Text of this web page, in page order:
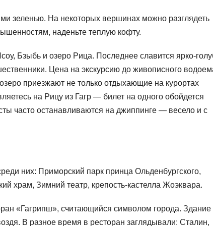
зеленью. На некоторых вершинах можно разглядеть
наденьте теплую кофту.
Бзыбь и озеро Рица. Последнее славится ярко-
Цена на экскурсию до живописного
приезжают не только отдыхающие на курортах
на Рицу из Гагр — билет на одного обойдется
часто останавливаются на джиппинге — весело и с
них: Приморский парк принца Ольденбургского,
храм, Зимний театр, крепость-кастелла Жоэквара.
«Гагрипш», считающийся символом города. Здание
В разное время в ресторан заглядывали: Сталин,